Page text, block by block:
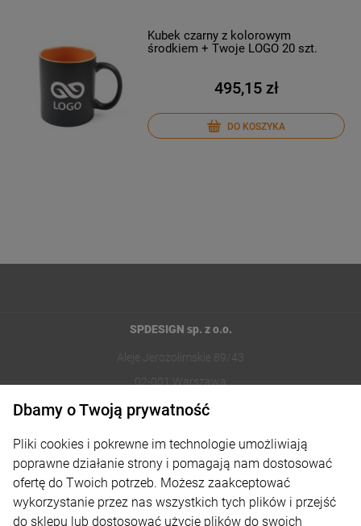
Kubek czarny z kolorowym
środkiem + Twoje LOGO 20 szt.
495,15 zł
DO KOSZYKA
SPDESIGN sp. z o.o.
Aleje Jerozolimskie 89/43
02-001 Warszawa
sklep@reklamydrukarnia.pl
Moje konto
Dbamy o Twoją prywatność
Pliki cookies i pokrewne im technologie umożliwiają
poprawne działanie strony i pomagają nam dostosować
ofertę do Twoich potrzeb. Możesz zaakceptować
wykorzystanie przez nas wszystkich tych plików i przejść
do sklepu lub dostosować użycie plików do swoich